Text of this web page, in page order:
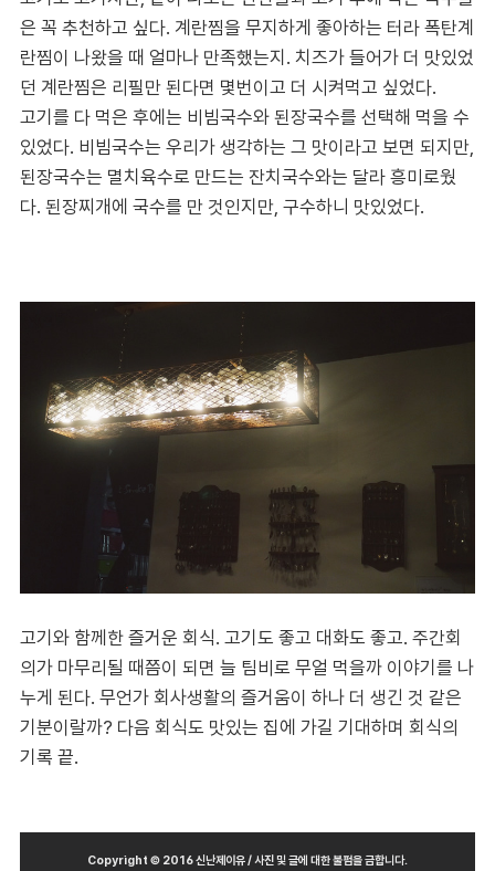
은 꼭 추천하고 싶다. 계란찜을 무지하게 좋아하는 터라 폭탄계
란찜이 나왔을 때 얼마나 만족했는지. 치즈가 들어가 더 맛있었
던 계란찜은 리필만 된다면 몇번이고 더 시켜먹고 싶었다.
고기를 다 먹은 후에는 비빔국수와 된장국수를 선택해 먹을 수
있었다. 비빔국수는 우리가 생각하는 그 맛이라고 보면 되지만,
된장국수는 멸치육수로 만드는 잔치국수와는 달라 흥미로웠
다. 된장찌개에 국수를 만 것인지만, 구수하니 맛있었다.
고기와 함께한 즐거운 회식. 고기도 좋고 대화도 좋고. 주간회
의가 마무리될 때쯤이 되면 늘 팀비로 무얼 먹을까 이야기를 나
누게 된다. 무언가 회사생활의 즐거움이 하나 더 생긴 것 같은
기분이랄까? 다음 회식도 맛있는 집에 가길 기대하며 회식의
기록 끝.
Copyright © 2016 신난제이유 / 사진 및 글에 대한 불펌을 금합니다.